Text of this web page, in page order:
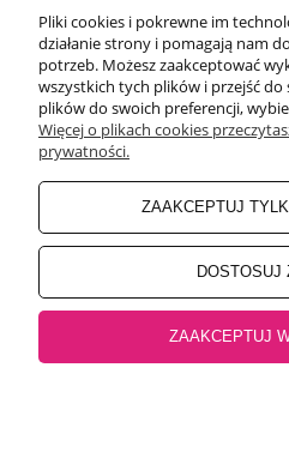
WARUNKI
MOJE
INFORMACJE
BEZPIECZNE
32-500 Chrzanów,
Jaworzno, Rynek 4 |Salon Oświęcim
Pliki cookies i pokrewne im
działanie strony i pomagają nam
potrzeb. Możesz zaakceptować
wszystkich tych plików i przejść
plików do swoich preferencji,
Więcej o plikach cookies
prywatności.
ZAAKCEPTUJ
DOSTOSUJ
ZAAKCEPTUJ